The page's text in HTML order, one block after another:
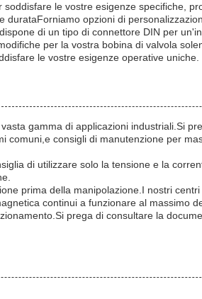
le vostre esigenze specifiche,
opzioni di
di un tipo di connettore DIN per
per la vostra bobina di valvola
le vostre esigenze operative uniche.
gamma di applicazioni industriali.Si
consigli di manutenzione per
di utilizzare solo la tensione e la
prima della manipolazione.I nostri
continui a funzionare al massimo
prega di consultare la